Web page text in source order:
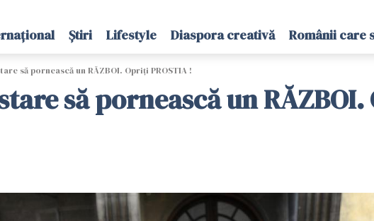
Știri Lifestyle Diaspora creativă Românii care
să pornească un RĂZBOI. Opriți PROSTIA !
să pornească un